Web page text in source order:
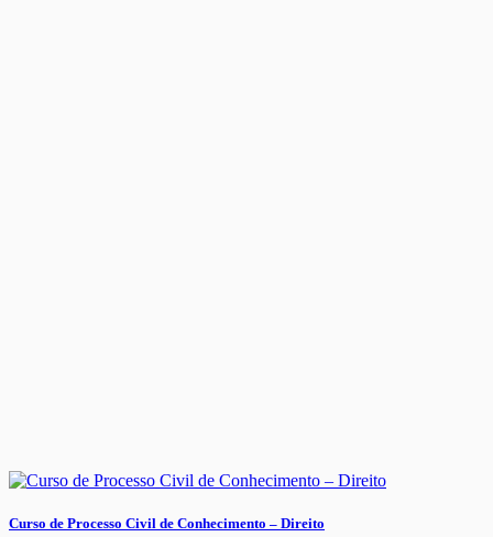
Curso de Processo Civil de Conhecimento – Direito